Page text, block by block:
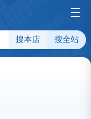
搜本店 搜全站